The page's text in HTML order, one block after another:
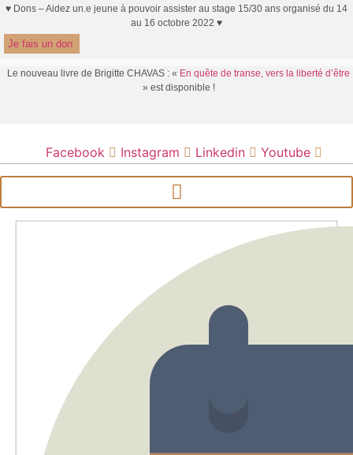
Aller
contenu
♥ Dons – Aidez un.e jeune à pouvoir assister au stage 15/30 ans organisé du 14
au 16 octobre 2022 ♥
Je fais un don
Le nouveau livre de Brigitte CHAVAS : « En quête de transe, vers la liberté d’être
» est disponible !
Facebook Instagram Linkedin Youtube